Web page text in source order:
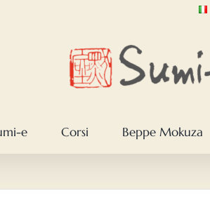
e Corsi Beppe Mokuza